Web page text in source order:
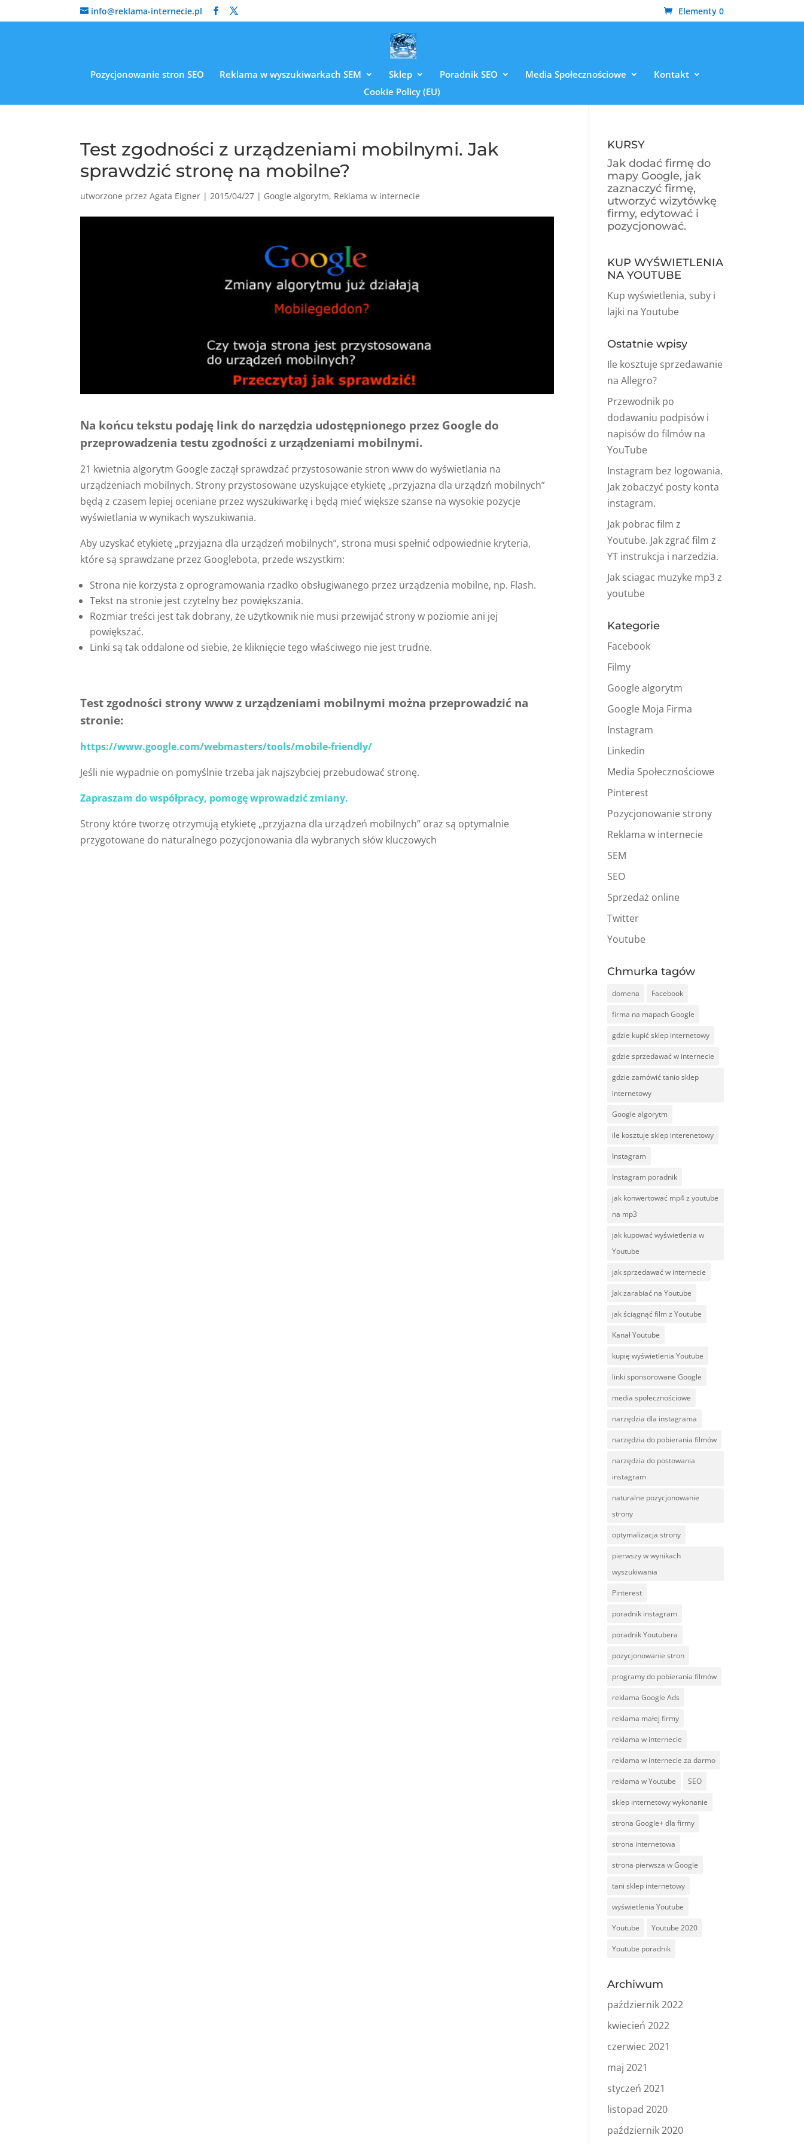
info@reklama-internecie.pl Elementy 0
Pozycjonowanie stron SEO Reklama w wyszukiwarkach SEM Sklep Poradnik SEO Media Społecznościowe
Kontakt
Cookie Policy (EU)
Test zgodności z urządzeniami mobilnymi. Jak
sprawdzić stronę na mobilne?
utworzone przezAgata Eigner |2015/04/27 | Google algorytm, Reklama w internecie
Na końcu tekstu podaję link do narzędzia udostępnionego przez Google do
przeprowadzenia testu zgodności z urządzeniami mobilnymi.
21 kwietnia algorytm Google zaczął sprawdzać przystosowanie stron www do wyświetlania na
urządzeniach mobilnych. Strony przystosowane uzyskujące etykietę „przyjazna dla urządzń mobilnych”
będą z czasem lepiej oceniane przez wyszukiwarkę i będą mieć większe szanse na wysokie pozycje
wyświetlania w wynikach wyszukiwania.
Aby uzyskać etykietę „przyjazna dla urządzeń mobilnych”, strona musi spełnić odpowiednie kryteria,
które są sprawdzane przez Googlebota, przede wszystkim:
Strona nie korzysta z oprogramowania rzadko obsługiwanego przez urządzenia mobilne, np. Flash.
Tekst na stronie jest czytelny bez powiększania.
Rozmiar treści jest tak dobrany, że użytkownik nie musi przewijać strony w poziomie ani jej
powiększać.
Linki są tak oddalone od siebie, że kliknięcie tego właściwego nie jest trudne.
Test zgodności strony www z urządzeniami mobilnymi można przeprowadzić na
stronie:
https://www.google.com/webmasters/tools/mobile-friendly/
Jeśli nie wypadnie on pomyślnie trzeba jak najszybciej przebudować stronę.
Zapraszam do współpracy, pomogę wprowadzić zmiany.
Strony które tworzę otrzymują etykietę „przyjazna dla urządzeń mobilnych” oraz są optymalnie
przygotowane do naturalnego pozycjonowania dla wybranych słów kluczowych
KURSY
Jak dodać firmę do
mapy Google, jak
zaznaczyć firmę,
utworzyć wizytówkę
firmy, edytować i
pozycjonować.
KUP WYŚWIETLENIA
NA YOUTUBE
Kup wyświetlenia, suby i
lajki na Youtube
Ostatnie wpisy
Ile kosztuje sprzedawanie
na Allegro?
Przewodnik po
dodawaniu podpisów i
napisów do filmów na
YouTube
Instagram bez logowania.
Jak zobaczyć posty konta
instagram.
Jak pobrac film z
Youtube. Jak zgrać film z
YT instrukcja i narzedzia.
Jak sciagac muzyke mp3 z
youtube
Kategorie
Facebook
Filmy
Google algorytm
Google Moja Firma
Instagram
Linkedin
Media Społecznościowe
Pinterest
Pozycjonowanie strony
Reklama w internecie
SEM
SEO
Sprzedaż online
Twitter
Youtube
Chmurka tagów
domena Facebook
firma na mapach Google
gdzie kupić sklep internetowy
gdzie sprzedawać w internecie
gdzie zamówić tanio sklep
internetowy
Google algorytm
ile kosztuje sklep interenetowy
Instagram
Instagram poradnik
jak konwertować mp4 z youtube
na mp3
jak kupować wyświetlenia w
Youtube
jak sprzedawać w internecie
Jak zarabiać na Youtube
jak ściągnąć film z Youtube
Kanał Youtube
kupię wyświetlenia Youtube
linki sponsorowane Google
media społecznościowe
narzędzia dla instagrama
narzędzia do pobierania filmów
narzędzia do postowania
instagram
naturalne pozycjonowanie
strony
optymalizacja strony
pierwszy w wynikach
wyszukiwania
Pinterest
poradnik instagram
poradnik Youtubera
pozycjonowanie stron
programy do pobierania filmów
reklama Google Ads
reklama małej firmy
reklama w internecie
reklama w internecie za darmo
reklama w Youtube SEO
sklep internetowy wykonanie
strona Google+ dla firmy
strona internetowa
strona pierwsza w Google
tani sklep internetowy
wyświetlenia Youtube
Youtube Youtube 2020
Youtube poradnik
Archiwum
październik 2022
kwiecień 2022
czerwiec 2021
maj 2021
styczeń 2021
listopad 2020
październik 2020